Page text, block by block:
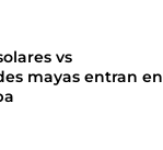
vs
mayas entran en